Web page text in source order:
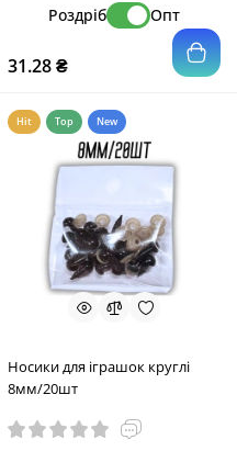
Роздріб Опт
31.28 ₴
Hit Top New
Носики для іграшок круглі
8мм/20шт